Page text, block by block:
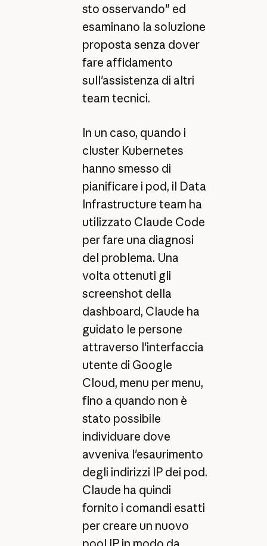
sto osservando" ed
esaminano la soluzione
proposta senza dover
fare affidamento
sull'assistenza di altri
team tecnici.
In un caso, quando i
cluster Kubernetes
hanno smesso di
pianificare i pod, il Data
Infrastructure team ha
utilizzato Claude Code
per fare una diagnosi
del problema. Una
volta ottenuti gli
screenshot della
dashboard, Claude ha
guidato le persone
attraverso l'interfaccia
utente di Google
Cloud, menu per menu,
fino a quando non è
stato possibile
individuare dove
avveniva l'esaurimento
degli indirizzi IP dei pod.
Claude ha quindi
fornito i comandi esatti
per creare un nuovo